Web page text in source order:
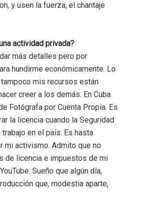
y usen la fuerza, el chantaje
actividad privada?
más detalles pero por
hundirme económicamente. Lo
mis recursos están
creer a los demás. En Cuba
Fotógrafa por Cuenta Propia. Es
la licencia cuando la Seguridad
en el país. Es hasta
mi activismo. Admito que no
de licencia e impuestos de mi
Sueño que algún día,
que, modestia aparte,